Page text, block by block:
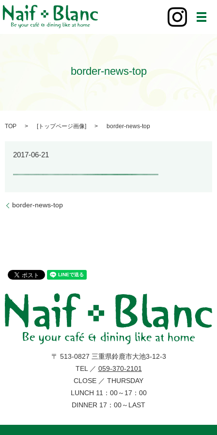
メ
border-news-top
TOP [トップページ画像] border-news-top
2017-06-21
border-news-top
〒 513-0827 三重県鈴鹿市大池3-12-3
TEL ／ 059-370-2101
CLOSE ／ THURSDAY
LUNCH 11：00～17：00
DINNER 17：00～LAST